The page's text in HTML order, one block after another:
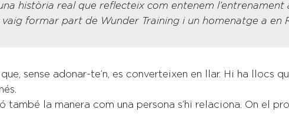
història real que reflecteix com entenem
formar part de Wunder Training i un homenatge a en
sense adonar-te’n, es converteixen en llar. Hi ha llocs
també la manera com una persona s’hi relaciona. On el